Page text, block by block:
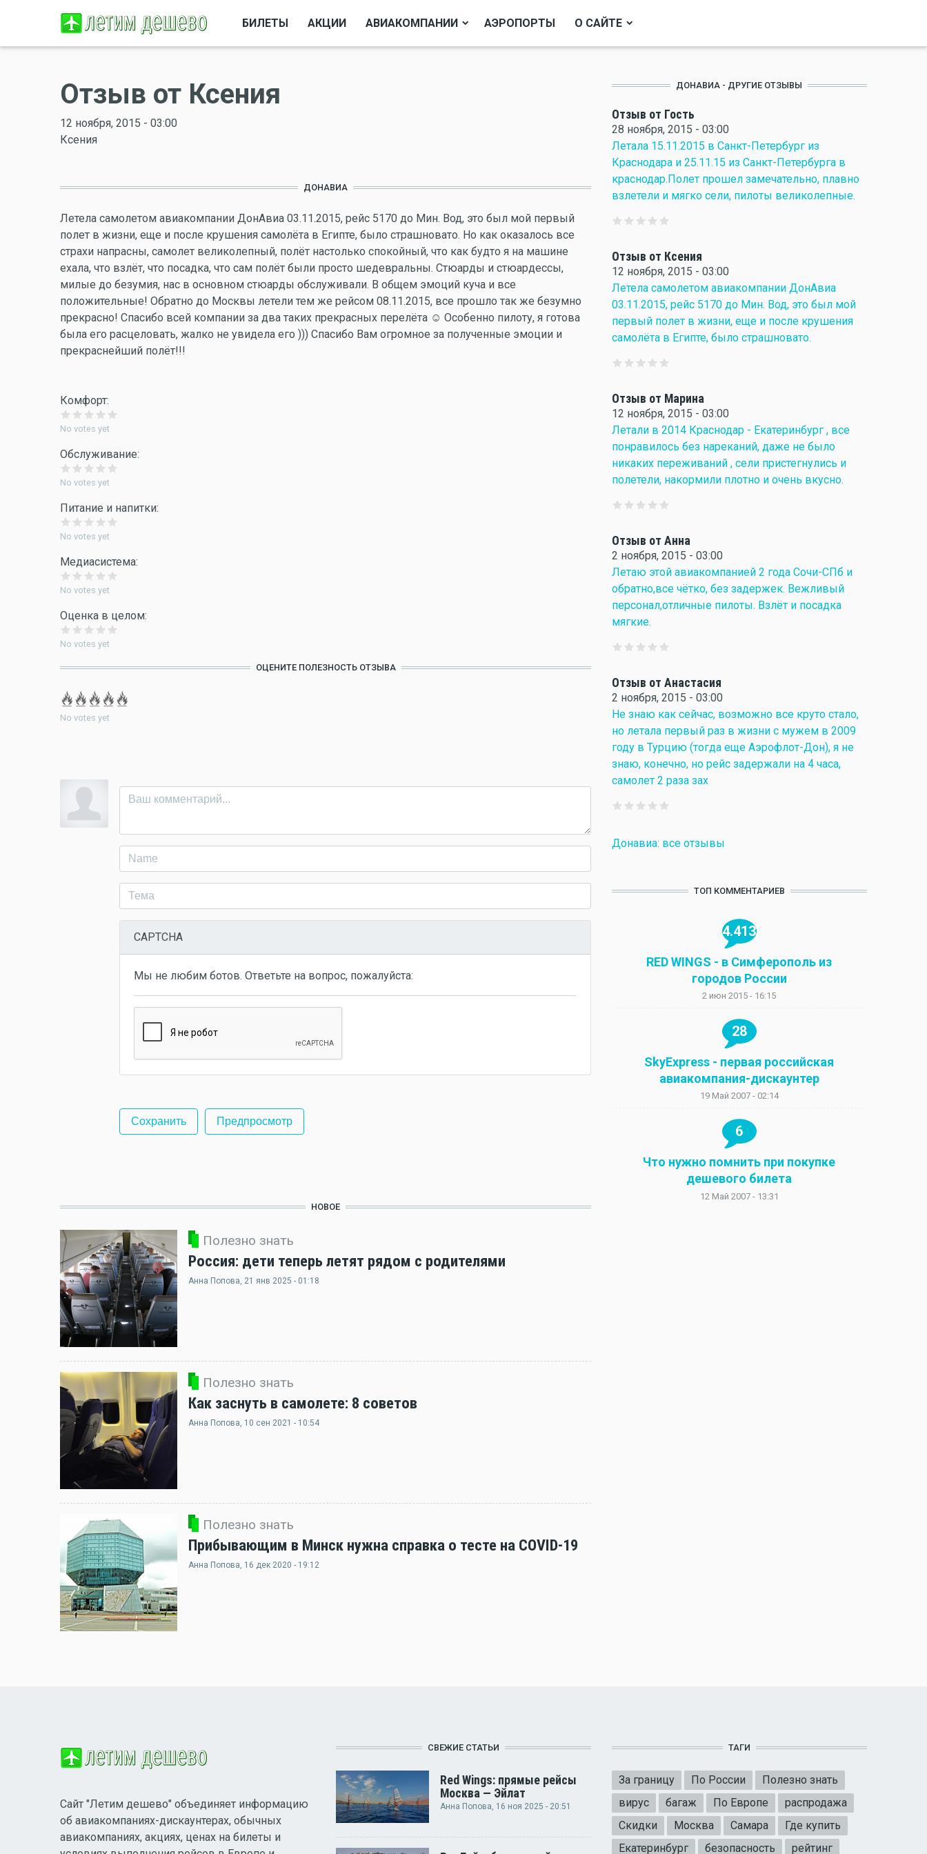
БИЛЕТЫ АКЦИИ АВИАКОМПАНИИ АЭРОПОРТЫ О САЙТЕ
Отзыв от Ксения
12 ноября, 2015 - 03:00
Ксения
ДОНАВИА
Летела самолетом авиакомпании ДонАвиа 03.11.2015, рейс 5170 до Мин. Вод, это был мой первый
полет в жизни, еще и после крушения самолёта в Египте, было страшновато. Но как оказалось все
страхи напрасны, самолет великолепный, полёт настолько спокойный, что как будто я на машине
ехала, что взлёт, что посадка, что сам полёт были просто шедевральны. Стюарды и стюардессы,
милые до безумия, нас в основном стюарды обслуживали. В общем эмоций куча и все
положительные! Обратно до Москвы летели тем же рейсом 08.11.2015, все прошло так же безумно
прекрасно! Спасибо всей компании за два таких прекрасных перелёта ☺ Особенно пилоту, я готова
была его расцеловать, жалко не увидела его ))) Спасибо Вам огромное за полученные эмоции и
прекраснейший полёт!!!
Комфорт:
No votes yet
Обслуживание:
No votes yet
Питание и напитки:
No votes yet
Медиасистема:
No votes yet
Оценка в целом:
No votes yet
ОЦЕНИТЕ ПОЛЕЗНОСТЬ ОТЗЫВА
No votes yet
CAPTCHA
Мы не любим ботов. Ответьте на вопрос, пожалуйста:
НОВОЕ
Полезно знать
Россия: дети теперь летят рядом с родителями
Анна Попова, 21 янв 2025 - 01:18
Полезно знать
Как заснуть в самолете: 8 советов
Анна Попова, 10 сен 2021 - 10:54
Полезно знать
Прибывающим в Минск нужна справка о тесте на COVID-19
Анна Попова, 16 дек 2020 - 19:12
ДОНАВИА - ДРУГИЕ ОТЗЫВЫ
Отзыв от Гость
28 ноября, 2015 - 03:00
Летала 15.11.2015 в Санкт-Петербург из
Краснодара и 25.11.15 из Санкт-Петербурга в
краснодар.Полет прошел замечательно, плавно
взлетели и мягко сели, пилоты великолепные.
Отзыв от Ксения
12 ноября, 2015 - 03:00
Летела самолетом авиакомпании ДонАвиа
03.11.2015, рейс 5170 до Мин. Вод, это был мой
первый полет в жизни, еще и после крушения
самолёта в Египте, было страшновато.
Отзыв от Марина
12 ноября, 2015 - 03:00
Летали в 2014 Краснодар - Екатеринбург , все
понравилось без нареканий, даже не было
никаких переживаний , сели пристегнулись и
полетели, накормили плотно и очень вкусно.
Отзыв от Анна
2 ноября, 2015 - 03:00
Летаю этой авиакомпанией 2 года Сочи-СПб и
обратно,все чётко, без задержек. Вежливый
персонал,отличные пилоты. Взлёт и посадка
мягкие.
Отзыв от Анастасия
2 ноября, 2015 - 03:00
Не знаю как сейчас, возможно все круто стало,
но летала первый раз в жизни с мужем в 2009
году в Турцию (тогда еще Аэрофлот-Дон), я не
знаю, конечно, но рейс задержали на 4 часа,
самолет 2 раза зах
Донавиа: все отзывы
ТОП КОММЕНТАРИЕВ
4.413
RED WINGS - в Симферополь из
городов России
2 июн 2015 - 16:15
28
SkyExpress - первая российская
авиакомпания-дискаунтер
19 Май 2007 - 02:14
6
Что нужно помнить при покупке
дешевого билета
12 Май 2007 - 13:31
Сайт "Летим дешево" объединяет информацию
об авиакомпаниях-дискаунтерах, обычных
авиакомпаниях, акциях, ценах на билеты и
СВЕЖИЕ СТАТЬИ
Red Wings: прямые рейсы
Москва — Эйлат
Анна Попова, 16 ноя 2025 - 20:51
ТАГИ
За границу По России
Полезно знать
вирус
багаж По Европе
распродажа
Скидки
Москва Самара
Где купить
Екатеринбург
безопасность рейтинг